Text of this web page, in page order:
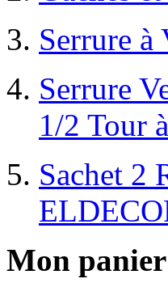
Serrure
Serrure
1/2 Tour
Sachet 2
Mon panier